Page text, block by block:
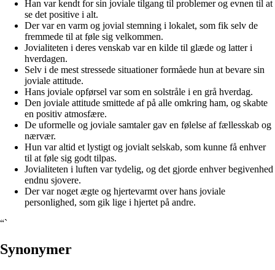
Han var kendt for sin joviale tilgang til problemer og evnen til at
se det positive i alt.
Der var en varm og jovial stemning i lokalet, som fik selv de
fremmede til at føle sig velkommen.
Jovialiteten i deres venskab var en kilde til glæde og latter i
hverdagen.
Selv i de mest stressede situationer formåede hun at bevare sin
joviale attitude.
Hans joviale opførsel var som en solstråle i en grå hverdag.
Den joviale attitude smittede af på alle omkring ham, og skabte
en positiv atmosfære.
De uformelle og joviale samtaler gav en følelse af fællesskab og
nærvær.
Hun var altid et lystigt og jovialt selskab, som kunne få enhver
til at føle sig godt tilpas.
Jovialiteten i luften var tydelig, og det gjorde enhver begivenhed
endnu sjovere.
Der var noget ægte og hjertevarmt over hans joviale
personlighed, som gik lige i hjertet på andre.
“`
Synonymer